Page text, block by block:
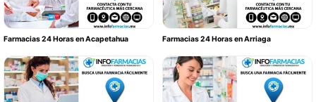
Farmacias 24 Horas en Acapetahua Farmacias 24 Horas en Arriaga